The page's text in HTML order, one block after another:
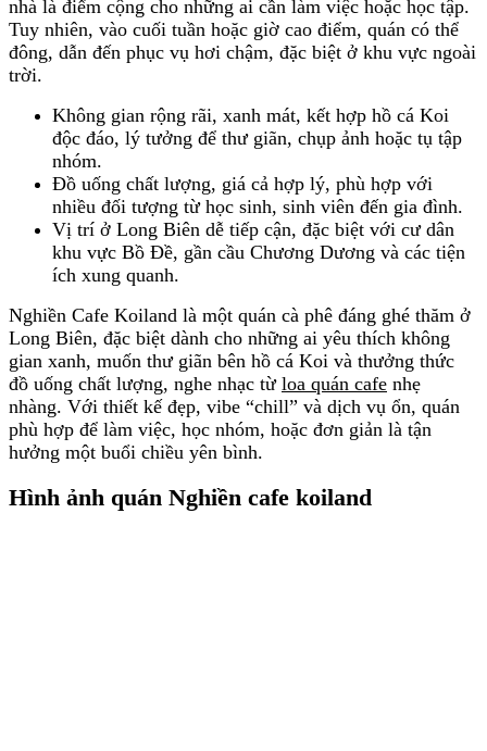
nhà là điểm cộng cho những ai cần làm việc hoặc học tập.
Tuy nhiên, vào cuối tuần hoặc giờ cao điểm, quán có thể
đông, dẫn đến phục vụ hơi chậm, đặc biệt ở khu vực ngoài
trời.
Không gian rộng rãi, xanh mát, kết hợp hồ cá Koi
độc đáo, lý tưởng để thư giãn, chụp ảnh hoặc tụ tập
nhóm.
Đồ uống chất lượng, giá cả hợp lý, phù hợp với
nhiều đối tượng từ học sinh, sinh viên đến gia đình.
Vị trí ở Long Biên dễ tiếp cận, đặc biệt với cư dân
khu vực Bồ Đề, gần cầu Chương Dương và các tiện
ích xung quanh.
Nghiền Cafe Koiland là một quán cà phê đáng ghé thăm ở
Long Biên, đặc biệt dành cho những ai yêu thích không
gian xanh, muốn thư giãn bên hồ cá Koi và thưởng thức
đồ uống chất lượng, nghe nhạc từ loa quán cafe nhẹ
nhàng. Với thiết kế đẹp, vibe “chill” và dịch vụ ổn, quán
phù hợp để làm việc, học nhóm, hoặc đơn giản là tận
hưởng một buổi chiều yên bình.
Hình ảnh quán Nghiền cafe koiland